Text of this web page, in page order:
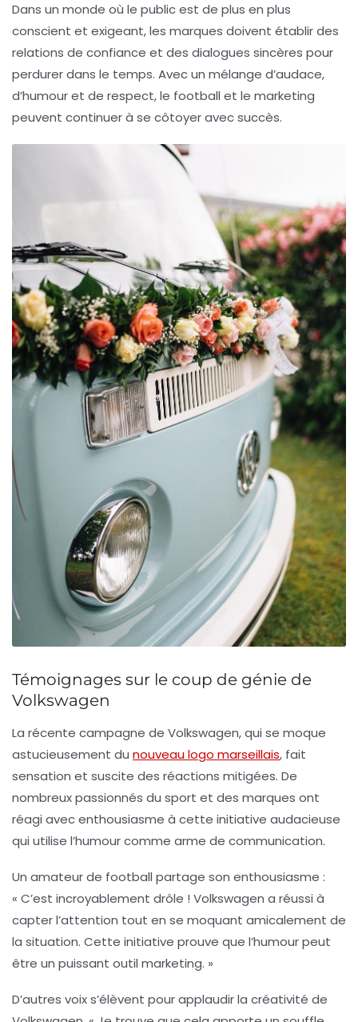
Dans un monde où le public est de plus en plus
conscient et exigeant, les marques doivent établir des
relations de confiance et des dialogues sincères pour
perdurer dans le temps. Avec un mélange d’audace,
d’humour et de respect, le football et le marketing
peuvent continuer à se côtoyer avec succès.
Témoignages sur le coup de génie de
Volkswagen
La récente campagne de Volkswagen, qui se moque
astucieusement du nouveau logo marseillais, fait
sensation et suscite des réactions mitigées. De
nombreux passionnés du sport et des marques ont
réagi avec enthousiasme à cette initiative audacieuse
qui utilise l’humour comme arme de communication.
Un amateur de football partage son enthousiasme :
« C’est incroyablement drôle ! Volkswagen a réussi à
capter l’attention tout en se moquant amicalement de
la situation. Cette initiative prouve que l’humour peut
être un puissant outil marketing. »
D’autres voix s’élèvent pour applaudir la créativité de